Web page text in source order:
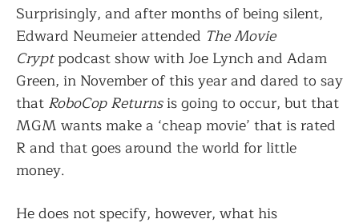
Surprisingly, and after months of being silent,
Edward Neumeier attended The Movie
Cryptpodcast show with Joe Lynch and Adam
Green, in November of this year and dared to say
that RoboCop Returnsis going to occur, but that
MGM wants make a ‘cheap movie’ that is rated
R and that goes around the world for little
money.
He does not specify, however, what his